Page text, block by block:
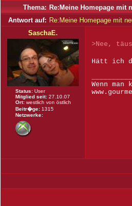
Thema: Re:Meine Homepage mit
Antwort auf: Re:Meine Homepage mit
SaschaE.
Status: User
Mitglied seit: 27.10.07
Ort: westlich von östlich
Beitr�ge: 1315
Netzwerke:
>Nee,
Hätt ich
Wenn